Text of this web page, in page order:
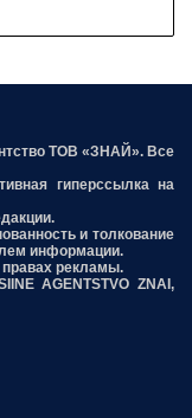
ТОВ «ЗНАЙ». Все
гиперссылка на
и толкование
информации.
правах рекламы.
AGENTSTVO ZNAI,